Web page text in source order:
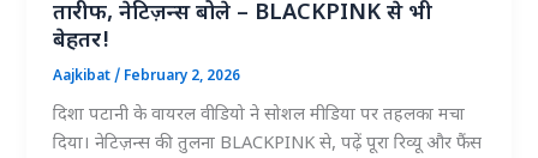
तारीफ, नेटिज़न्स बोले – BLACKPINK से भी
बेहतर!
Aajkibat/ February 2, 2026
दिशा पटानी के वायरल वीडियो ने सोशल मीडिया पर तहलका मचा
दिया। नेटिज़न्स की तुलना BLACKPINK से, पढ़ें पूरा रिव्यू और फैंस